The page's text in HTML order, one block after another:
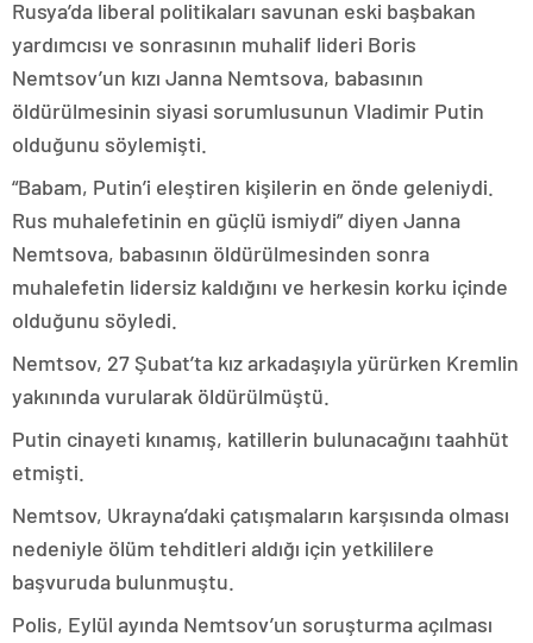
Rusya’da liberal politikaları savunan eski başbakan
yardımcısı ve sonrasının muhalif lideri Boris
Nemtsov’un kızı Janna Nemtsova, babasının
öldürülmesinin siyasi sorumlusunun Vladimir Putin
olduğunu söylemişti.
“Babam, Putin’i eleştiren kişilerin en önde geleniydi.
Rus muhalefetinin en güçlü ismiydi” diyen Janna
Nemtsova, babasının öldürülmesinden sonra
muhalefetin lidersiz kaldığını ve herkesin korku içinde
olduğunu söyledi.
Nemtsov, 27 Şubat’ta kız arkadaşıyla yürürken Kremlin
yakınında vurularak öldürülmüştü.
Putin cinayeti kınamış, katillerin bulunacağını taahhüt
etmişti.
Nemtsov, Ukrayna’daki çatışmaların karşısında olması
nedeniyle ölüm tehditleri aldığı için yetkililere
başvuruda bulunmuştu.
Polis, Eylül ayında Nemtsov’un soruşturma açılması